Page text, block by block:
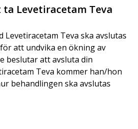
Levetiracetam Teva
Levetiracetam Teva ska avslutas
att undvika en ökning av
beslutar att avsluta din
Teva kommer han/hon
behandlingen ska avslutas